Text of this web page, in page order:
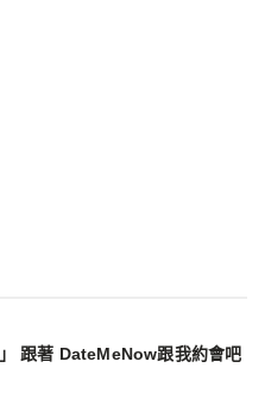
跟著 DateMeNow跟我約會吧